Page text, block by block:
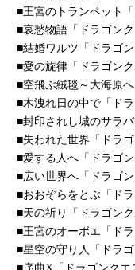
■王宮のトランペット
■哀愁物語「ドラゴン
■結婚ワルツ「ドラゴ
■愛の旋律「ドラゴン
■空飛ぶ絨毯～大海原
■木洩れ日の中で「ド
■封印されし城のサラ
■失われた世界「ドラ
■愛する人へ「ドラゴ
■広い世界へ「ドラゴ
■おおぞらをとぶ「ド
■天の祈り「ドラゴン
■王宮のオーボエ「ド
■星空の守り人「ドラ